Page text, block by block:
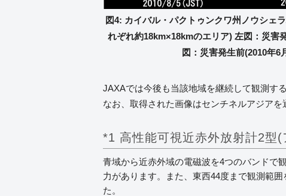
図4: カイバル・パクトゥンクワ州ノウシェ
れぞれ約18km×18kmのエリア) 左図：災害
図：災害発生前(2010年6
JAXAでは今後も当該地域を継続して観測する
なお、取得された画像はセンチネルアジア
*1 高性能可視近赤外放射計2型
青域から近赤外域の電磁波を4つのバンドで
力があります。また、東西44度まで観測範
た。